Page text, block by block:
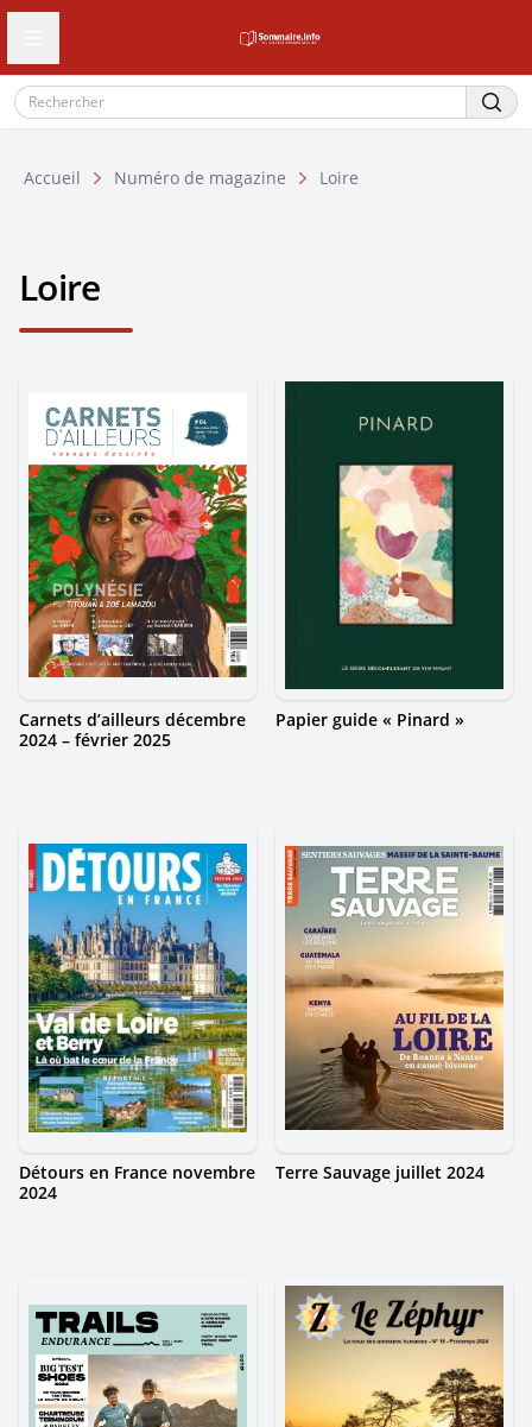
Ouvrir le tiroir de navigation
Accueil Numéro de magazine Loire
Loire
Carnets d’ailleurs décembre
2024 – février 2025
Papier guide « Pinard »
Détours en France novembre
2024
Terre Sauvage juillet 2024